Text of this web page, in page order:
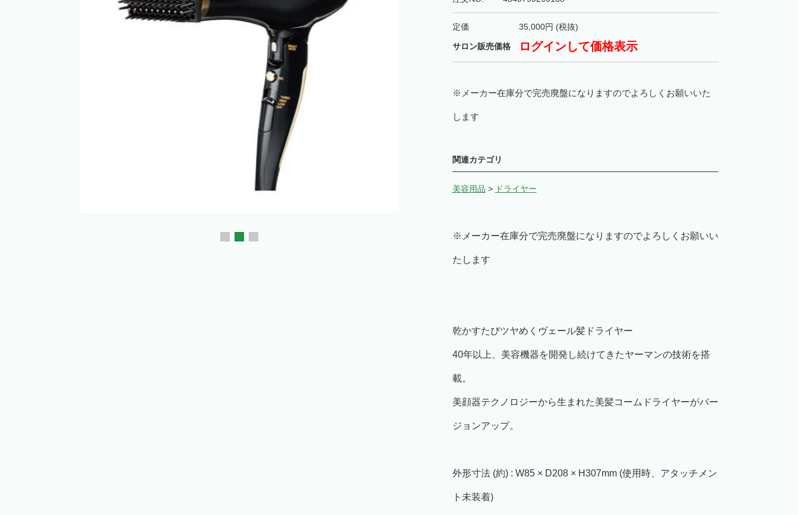
定価 35,000円 (税抜)
サロン販売価格 ログインして価格表示
※メーカー在庫分で完売廃盤になりますのでよろしくお願いいた
します
関連カテゴリ
美容用品 > ドライヤー
※メーカー在庫分で完売廃盤になりますのでよろしくお願いい
たします
乾かすたびツヤめくヴェール髪ドライヤー
40年以上、美容機器を開発し続けてきたヤーマンの技術を搭
載。
美顔器テクノロジーから生まれた美髪コームドライヤーがバー
ジョンアップ。
外形寸法 (約) : W85 × D208 × H307mm (使用時、アタッチメン
ト未装着)